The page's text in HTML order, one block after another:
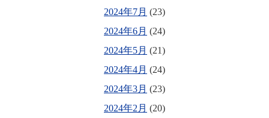
2024年7月 (23)
2024年6月 (24)
2024年5月 (21)
2024年4月 (24)
2024年3月 (23)
2024年2月 (20)